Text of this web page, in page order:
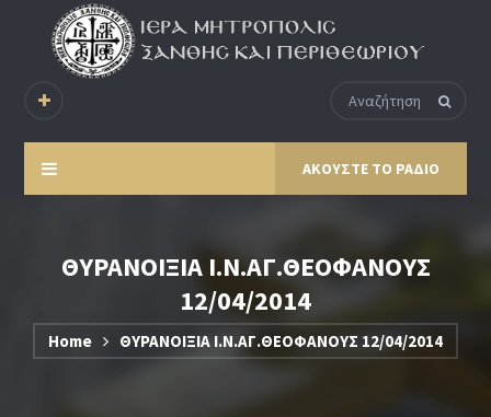
ΑΚΟΥΣΤΕ ΤΟ ΡΑΔΙΟ
ΘΥΡΑΝΟΙΞΙΑ Ι.Ν.ΑΓ.ΘΕΟΦΑΝΟΥΣ
12/04/2014
Home ΘΥΡΑΝΟΙΞΙΑ Ι.Ν.ΑΓ.ΘΕΟΦΑΝΟΥΣ 12/04/2014